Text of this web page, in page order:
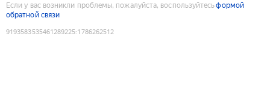
Если у вас возникли проблемы, пожалуйста, воспользуйтесьформой
обратной связи
9193583535461289225:1786262512